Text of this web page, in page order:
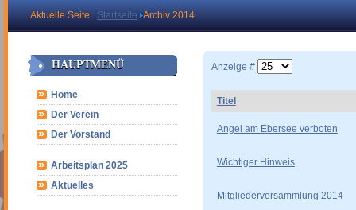
Aktuelle Seite: Startseite Archiv 2014
HAUPTMENÜ
Home
Der Verein
Der Vorstand
Arbeitsplan 2025
Aktuelles
Anzeige #
Titel
Angel am Ebersee verboten
Wichtiger Hinweis
Mitgliederversammlung 2014